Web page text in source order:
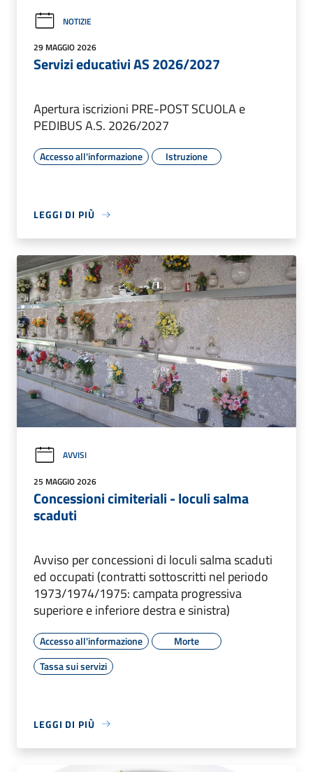
NOTIZIE
29 MAGGIO 2026
Servizi educativi AS 2026/2027
Apertura iscrizioni PRE-POST SCUOLA e
PEDIBUS A.S. 2026/2027
Accesso all'informazione Istruzione
LEGGI DI PIÙ
AVVISI
25 MAGGIO 2026
Concessioni cimiteriali - loculi salma
scaduti
Avviso per concessioni di loculi salma scaduti
ed occupati (contratti sottoscritti nel periodo
1973/1974/1975: campata progressiva
superiore e inferiore destra e sinistra)
Accesso all'informazione
Morte
Tassa sui servizi
LEGGI DI PIÙ